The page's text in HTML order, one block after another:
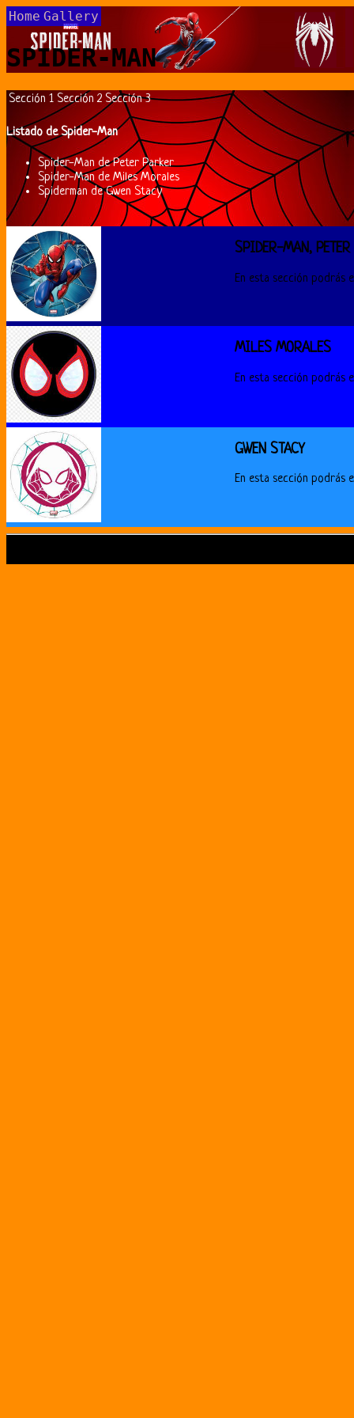
Home Gallery
SPIDER-MAN
Sección 1 Sección 2 Sección 3
Listado de Spider-Man
Spider-Man de Peter Parker
Spider-Man de Miles Morales
Spiderman de Gwen Stacy
SPIDER-MAN, PETER
En esta sección podrás
MILES MORALES
En esta sección podrás
GWEN STACY
En esta sección podrás